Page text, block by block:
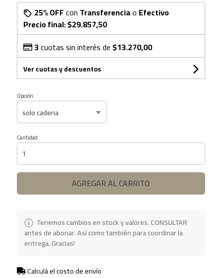
25% OFFcon Transferenciao Efectivo
Precio final:$29.857,50
3cuotas sin interés de$13.270,00
Ver cuotas y descuentos
Opción
Cantidad
AGREGAR AL CARRITO
Tenemos cambios en stock y valores. CONSULTAR
antes de abonar. Así como también para coordinar la
entrega. Gracias!
Calculá el costo de envío